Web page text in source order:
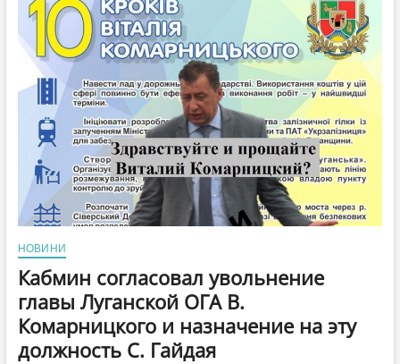
НОВИНИ
Кабмин согласовал увольнение
главы Луганской ОГА В.
Комарницкого и назначение на эту
должность С. Гайдая